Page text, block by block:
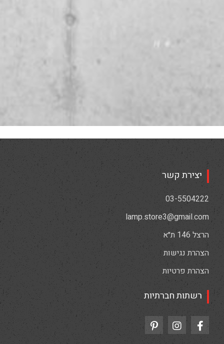
יצירת קשר
03-5504222
lamp.store3@gmail.com
הרצל 146 ת״א
הצהרת נגישות
הצהרת פרטיות
רשתות חברתיות